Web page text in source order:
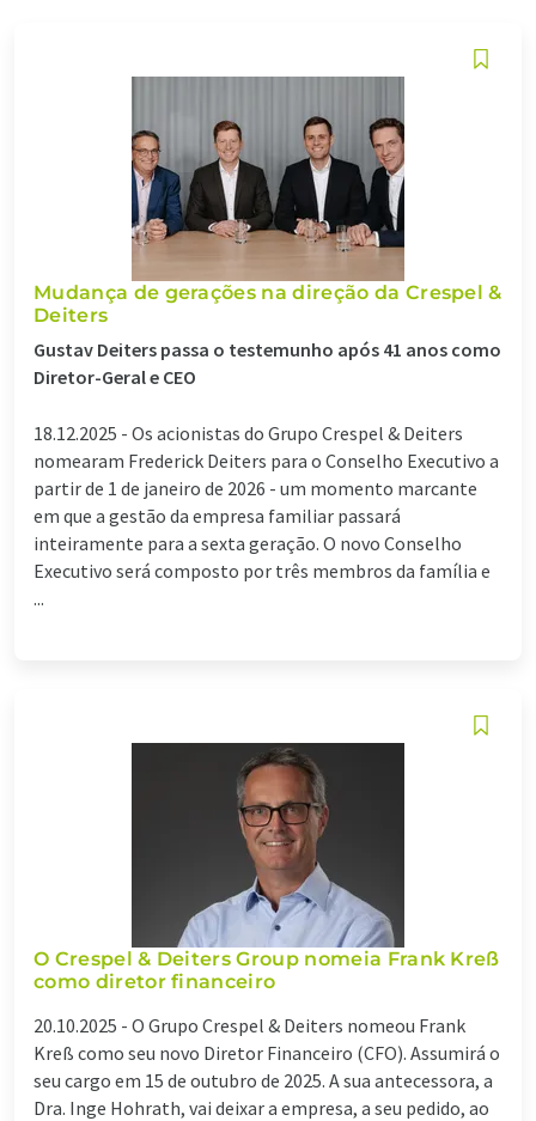
Mudança de gerações na direção da Crespel &
Deiters
Gustav Deiters passa o testemunho após 41 anos como
Diretor-Geral e CEO
18.12.2025 - Os acionistas do Grupo Crespel & Deiters
nomearam Frederick Deiters para o Conselho Executivo a
partir de 1 de janeiro de 2026 - um momento marcante
em que a gestão da empresa familiar passará
inteiramente para a sexta geração. O novo Conselho
Executivo será composto por três membros da família e
...
O Crespel & Deiters Group nomeia Frank Kreß
como diretor financeiro
20.10.2025 - O Grupo Crespel & Deiters nomeou Frank
Kreß como seu novo Diretor Financeiro (CFO). Assumirá o
seu cargo em 15 de outubro de 2025. A sua antecessora, a
Dra. Inge Hohrath, vai deixar a empresa, a seu pedido, ao